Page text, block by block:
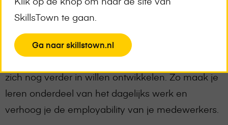
kunnen ze makkelijker beginnen. Zo kunnen ze
er verder mee willen: dit betekent dat ze ook
nieuwe vakgebieden kunnen ontdekken waar ze
zich nog verder in willen ontwikkelen. Zo maak je
leren onderdeel van het dagelijks werk en
verhoog je de employability van je medewerkers.
SkillsTown te gaan.
View
Ga naar skillstown.nl